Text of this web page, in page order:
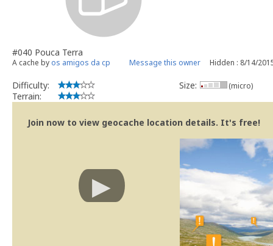
#040 Pouca Terra
A cache by os amigos da cp Message this owner Hidden : 8/14/
Difficulty:
Terrain:
Size: (micro)
Join now to view geocache location details. It's free!